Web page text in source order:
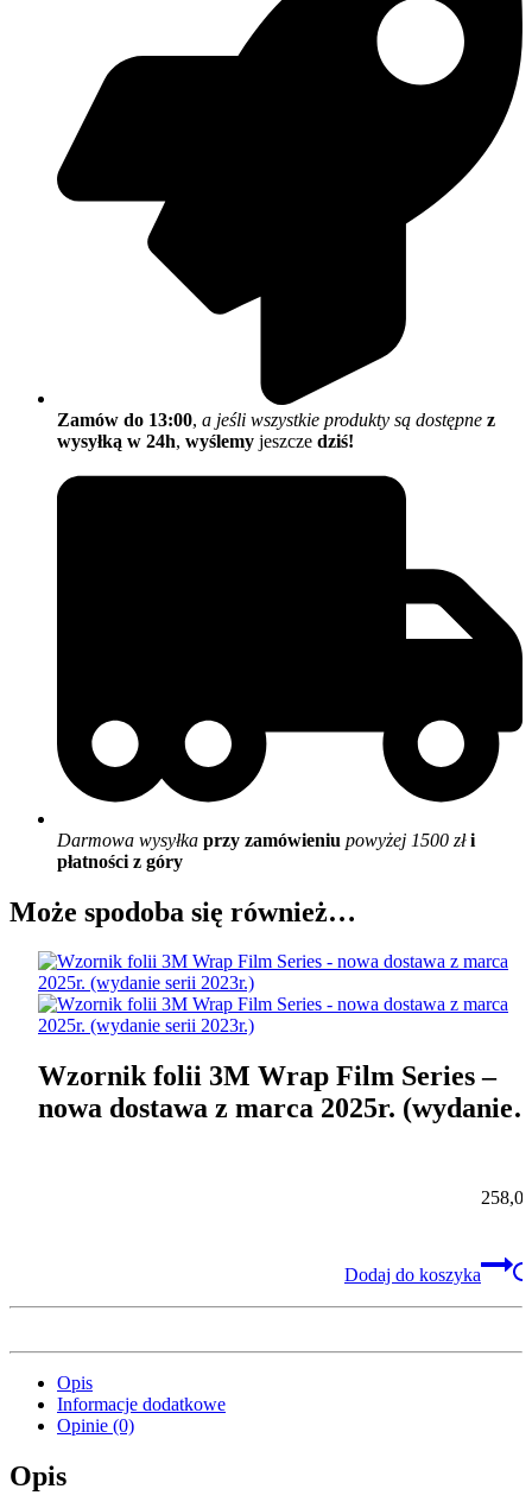
Zamów do 13:00, a jeśli wszystkie produkty są dostępne z
wysyłką w 24h, wyślemy jeszcze dziś!
Darmowa wysyłka przy zamówieniu powyżej 1500 złi
płatności z góry
Może spodoba się również…
Wzornik folii 3M Wrap Film Series –
nowa dostawa z marca 2025r. (wydanie
Dodaj do koszyka
Opis
Informacje dodatkowe
Opinie (0)
Opis